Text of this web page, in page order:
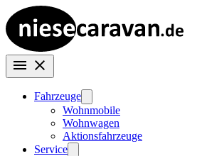
Fahrzeuge
Wohnmobile
Wohnwagen
Aktionsfahrzeuge
Service